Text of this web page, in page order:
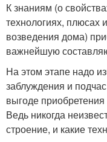
К знаниям (о
технологиях, плюсах
возведения дома)
важнейшую
На этом этапе надо
заблуждения и
выгоде
Ведь никогда
строение, и какие